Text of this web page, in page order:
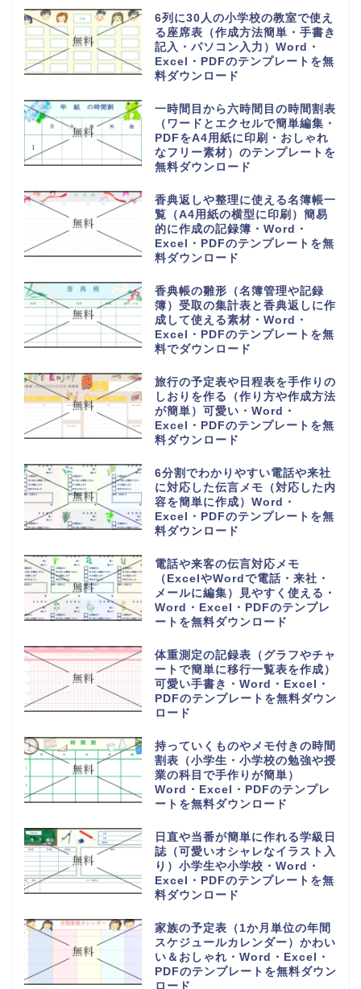
16チームで使える勝ち上がりの
作成方法が簡単なわかりやすいト
ーナメント表のフリー素材・
Word・Excel・PDFのテンプレ
28人乗りの中型バス座席表（お
しゃれでかわいい配席図）貸し切
り旅行や観光地への高速や夜行バ
ス・Word・Excel・PDFのテン
1週間の小学校や中学校からの帰
宅後スケジュール表（おしゃれ＆
かわいい）勉強や学習と習い事・
Word・Excel・PDFのテンプレ
手作りで作れるおしゃれでかわい
い座席表（小学生・小学校の席一
覧）作るのが簡単・Word・
Excel・PDFのテンプレートを無
6列に30人の小学校の教室で使え
る座席表（作成方法簡単・手書き
記入・パソコン入力）Word・
Excel・PDFのテンプレートを無
一時間目から六時間目の時間割表
（ワードとエクセルで簡単編集・
PDFをA4用紙に印刷・おしゃれ
なフリー素材）のテンプレートを
香典返しや整理に使える名簿帳一
覧（A4用紙の横型に印刷）簡易
的に作成の記録簿・Word・
Excel・PDFのテンプレートを無
香典帳の雛形（名簿管理や記録
簿）受取の集計表と香典返しに作
成して使える素材・Word・
Excel・PDFのテンプレートを無
旅行の予定表や日程表を手作りの
しおりを作る（作り方や作成方法
が簡単）可愛い・Word・
Excel・PDFのテンプレートを無
6分割でわかりやすい電話や来社
に対応した伝言メモ（対応した内
容を簡単に作成）Word・
Excel・PDFのテンプレートを無
電話や来客の伝言対応メモ
（ExcelやWordで電話・来社・
メールに編集）見やすく使える・
Word・Excel・PDFのテンプレ